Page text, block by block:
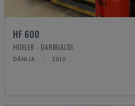
HF 600
HOFLER - DARBGALDI
DĀNIJA 2010